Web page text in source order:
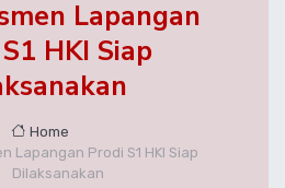
Lapangan
HKI Siap
Home
Lapangan Prodi S1 HKI Siap
Dilaksanakan